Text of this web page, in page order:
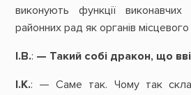
виконують функції виконавчих
районних рад як органів
І.В.: — Такий собі дракон, що
І.К.: — Саме так. Чому так